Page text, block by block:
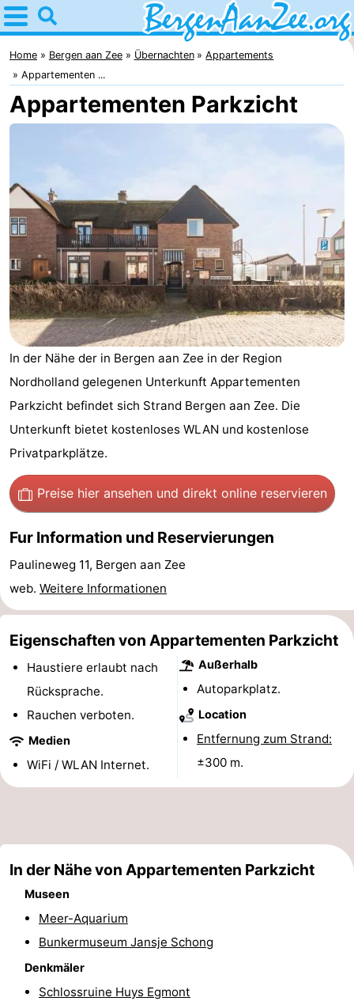
Home
Bergen
aan
Zee
Tipps
Für
Schoorlser
Dünen
Übernachten
Appartements
-
De
Graaf
van
Egmont
-
Landgoed
Huize
Glory
Campingplätze
Ferienhäuser
-
Buiten
Bergen
-
De
Egmond
Duynvallei
-
Egmond
Zee
Molengroet
Duinen
Scorleduyn
Hotels
Frühstück)
Strand
Home Bergen aan Zee Übernachten
Appartements
Appartementen ...
Appartementen Parkzicht
In der Nähe der in Bergen aan Zee in der Region
Nordholland gelegenen Unterkunft Appartementen
Parkzicht befindet sich Strand Bergen aan Zee. Die
Unterkunft bietet kostenloses WLAN und kostenlose
Privatparkplätze.
Preise hier ansehen und direkt online reservieren
Fur Information und Reservierungen
Paulineweg 11, Bergen aan Zee
web. Weitere Informationen
Eigenschaften von Appartementen Parkzicht
Haustiere erlaubt nach
Rücksprache.
Rauchen verboten.
Medien
WiFi / WLAN Internet.
Außerhalb
Autoparkplatz.
Location
Entfernung zum Strand:
±300 m.
In der Nähe von Appartementen Parkzicht
Museen
Meer-Aquarium
Bunkermuseum Jansje Schong
Denkmäler
Schlossruine Huys Egmont